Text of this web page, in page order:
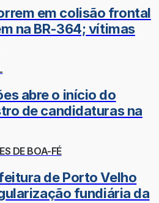
em colisão frontal
na BR-364; vítimas
abre o início do
de candidaturas na
DE BOA-FÉ
de Porto Velho
fundiária da